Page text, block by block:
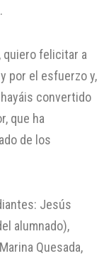
quiero felicitar a
por el esfuerzo y,
convertido
que ha
de los
Jesús
alumnado),
Quesada,